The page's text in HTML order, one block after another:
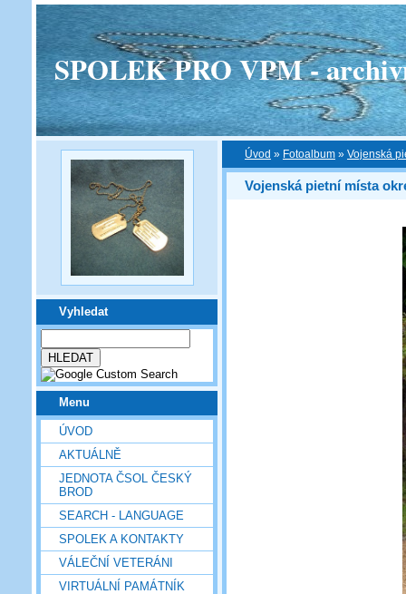
SPOLEK PRO VPM -
Vyhledat
Menu
ÚVOD
AKTUÁLNĚ
JEDNOTA ČSOL ČESKÝ
BROD
SEARCH - LANGUAGE
SPOLEK A KONTAKTY
VÁLEČNÍ VETERÁNI
VIRTUÁLNÍ PAMÁTNÍK
Úvod » Fotoalbum » Vojenská
Vojenská pietní místa